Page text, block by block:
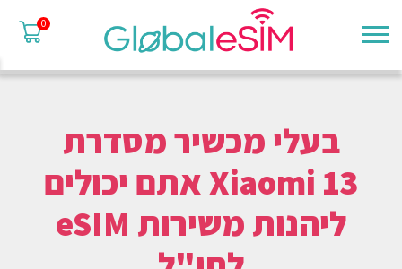
0
בעלי מכשיר מסדרת
Xiaomi 13 אתם יכולים
ליהנות משירות eSIM